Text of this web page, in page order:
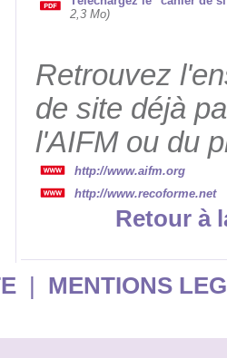
2,3 Mo)
Retrouvez
de site déjà
l'AIFM ou du
http://www.aifm.org
http://www.recoforme.net
Retour à
| MENTIONS